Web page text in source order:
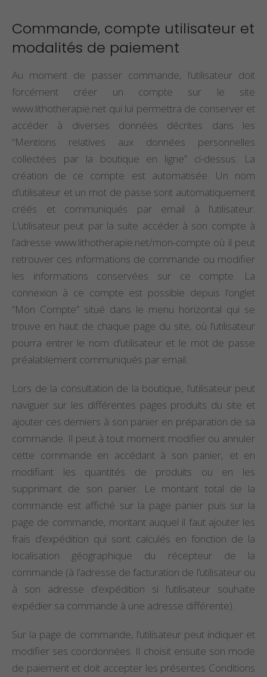
Commande, compte utilisateur et
modalités de paiement
Au moment de passer commande, l’utilisateur doit
forcément créer un compte sur le site
www.lithotherapie.net qui lui permettra de conserver et
accéder à diverses données décrites dans les
“Mentions relatives aux données personnelles
collectées par la boutique en ligne” ci-dessus. La
création de ce compte est automatisée. Un nom
d’utilisateur et un mot de passe sont automatiquement
créés et communiqués par email à l’utilisateur.
L’utilisateur peut par la suite accéder à son compte à
l’adresse www.lithotherapie.net/mon-compte où il peut
retrouver ces informations de commande ou modifier
les informations conservées sur ce compte. La
connexion à ce compte est possible depuis l’onglet
“Mon Compte” situé dans le menu horizontal qui se
trouve en haut de chaque page du site, où l’utilisateur
pourra entrer le nom d’utilisateur et le mot de passe
préalablement communiqués par email.
Lors de la consultation de la boutique, l’utilisateur peut
naviguer sur les différentes pages produits du site et
ajouter ces derniers à son panier en préparation de sa
commande. Il peut à tout moment modifier ou annuler
cette commande en accédant à son panier, et en
modifiant les quantités de produits ou en les
supprimant de son panier. Le montant total de la
commande est affiché sur la page panier puis sur la
page de commande, montant auquel il faut ajouter les
frais d’expédition qui sont calculés en fonction de la
localisation géographique du récepteur de la
commande (à l’adresse de facturation de l’utilisateur ou
à son adresse d’expédition si l’utilisateur souhaite
expédier sa commande à une adresse différente).
Sur la page de commande, l’utilisateur peut indiquer et
modifier ses coordonnées. Il choisit ensuite son mode
de paiement et doit accepter les présentes Conditions